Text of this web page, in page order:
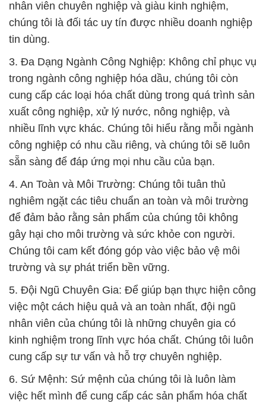
nhân viên chuyên nghiệp và giàu kinh nghiệm,
chúng tôi là đối tác uy tín được nhiều doanh nghiệp
tin dùng.
3. Đa Dạng Ngành Công Nghiệp: Không chỉ phục vụ
trong ngành công nghiệp hóa dầu, chúng tôi còn
cung cấp các loại hóa chất dùng trong quá trình sản
xuất công nghiệp, xử lý nước, nông nghiệp, và
nhiều lĩnh vực khác. Chúng tôi hiểu rằng mỗi ngành
công nghiệp có nhu cầu riêng, và chúng tôi sẽ luôn
sẵn sàng để đáp ứng mọi nhu cầu của bạn.
4. An Toàn và Môi Trường: Chúng tôi tuân thủ
nghiêm ngặt các tiêu chuẩn an toàn và môi trường
để đảm bảo rằng sản phẩm của chúng tôi không
gây hại cho môi trường và sức khỏe con người.
Chúng tôi cam kết đóng góp vào việc bảo vệ môi
trường và sự phát triển bền vững.
5. Đội Ngũ Chuyên Gia: Để giúp bạn thực hiện công
việc một cách hiệu quả và an toàn nhất, đội ngũ
nhân viên của chúng tôi là những chuyên gia có
kinh nghiệm trong lĩnh vực hóa chất. Chúng tôi luôn
cung cấp sự tư vấn và hỗ trợ chuyên nghiệp.
6. Sứ Mệnh: Sứ mệnh của chúng tôi là luôn làm
việc hết mình để cung cấp các sản phẩm hóa chất